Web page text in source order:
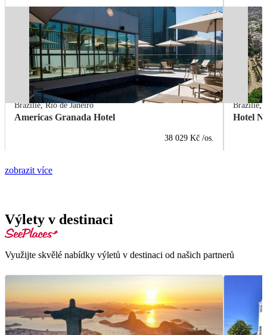
Brazílie,Rio de Janeiro
Americas Granada Hotel
38 029 Kč /os.
Brazílie,
Hotel
zobrazit více
Výlety v destinaci
Využijte skvělé nabídky výletů v destinaci od našich partnerů